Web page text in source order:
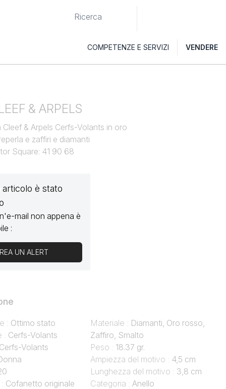
COMPETENZE E SERVIZI VENDERE
& ARPELS
Cleef & Arpels Cerfs-Volants in oro
e zaffiri e diamanti
Square: 41 90 68
articolo è stato
mail non appena è
:
UN ALERT
: Ottimo stato
: Cerfs-Volants
Cerfs-Volants
Cofanetto originale
Materiale : Diamanti, Oro rosso,
Zaffiro, Smalto
Peso : 18.37 gr.
Ampiezza del motivo : 4,5 cm
Lunghezza del motivo : 3,8 cm
Categoria :Anello